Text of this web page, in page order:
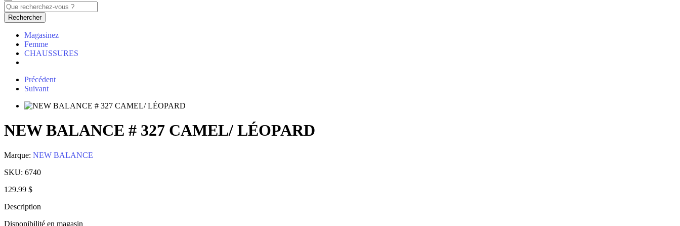
Rechercher
Magasinez
Femme
CHAUSSURES
Précédent
Suivant
NEW BALANCE # 327 CAMEL/ LÉOPARD
Marque: NEW BALANCE
SKU: 6740
129.99 $
Description
Disponibilité en magasin